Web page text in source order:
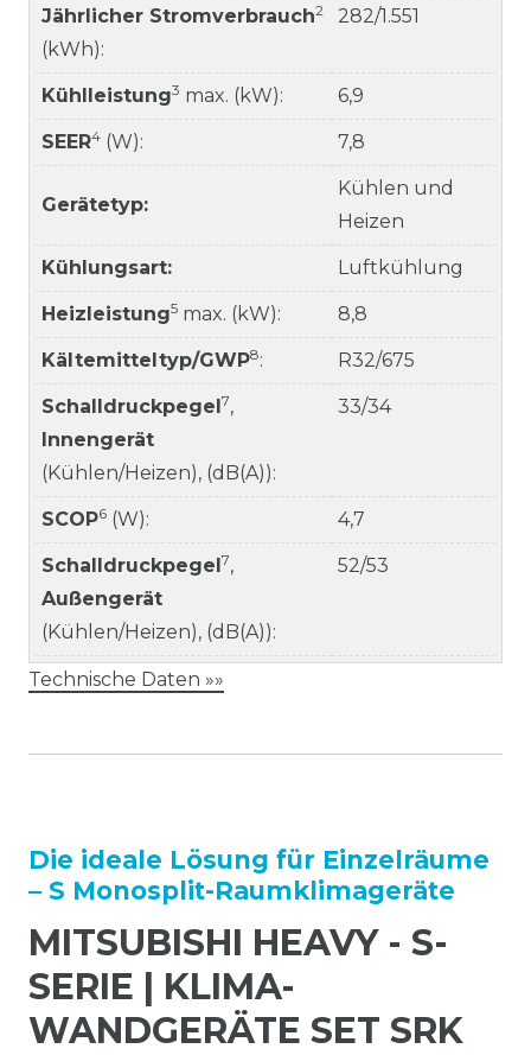
Jährlicher Stromverbrauch2
(kWh):
282/1.551
Kühlleistung3 max. (kW): 6,9
SEER4 (W): 7,8
Gerätetyp:
Kühlen und
Heizen
Kühlungsart: Luftkühlung
Heizleistung5 max. (kW): 8,8
Kältemitteltyp/GWP8: R32/675
Schalldruckpegel 7,
Innengerät
(Kühlen/Heizen), (dB(A)):
33/34
SCOP6 (W): 4,7
Schalldruckpegel 7,
Außengerät
(Kühlen/Heizen), (dB(A)):
52/53
Technische Daten »»
Die ideale Lösung für Einzelräume
– S Monosplit-Raumklimageräte
MITSUBISHI HEAVY - S-
SERIE | KLIMA-
WANDGERÄTE SET SRK